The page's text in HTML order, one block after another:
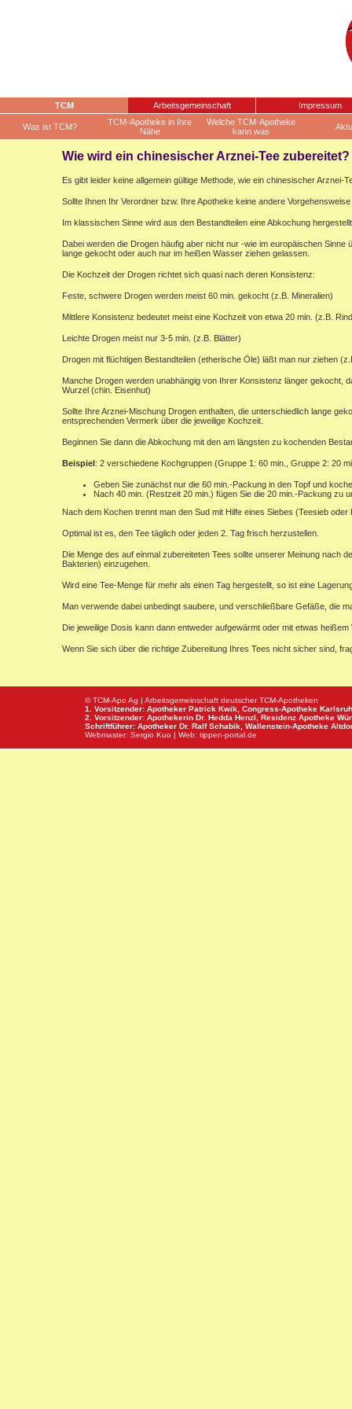
TCM Arbeitsgemeinschaft Impressum
Was ist TCM?
TCM-Apotheke in Ihre
Nähe
Welche TCM-Apotheke
kann was
Wie wird ein chinesischer Arznei-Tee zubereitet?
Es gibt leider keine allgemein gültige Methode, wie ein chinesischer Arznei-
Sollte Ihnen Ihr Verordner bzw. Ihre Apotheke keine andere
Im klassischen Sinne wird aus den Bestandteilen eine Abkochung
Dabei werden die Drogen häufig aber nicht nur -wie im europäischen
lange gekocht oder auch nur im heißen Wasser ziehen gelassen.
Die Kochzeit der Drogen richtet sich quasi nach deren Konsistenz:
Feste, schwere Drogen werden meist 60 min. gekocht (z.B. Mineralien)
Mittlere Konsistenz bedeutet meist eine Kochzeit von etwa 20 min. (z.B.
Leichte Drogen meist nur 3-5 min. (z.B. Blätter)
Drogen mit flüchtigen Bestandteilen (etherische Öle) läßt man nur ziehen
Manche Drogen werden unabhängig von Ihrer Konsistenz länger gekocht,
Wurzel (chin. Eisenhut)
Sollte Ihre Arznei-Mischung Drogen enthalten, die unterschiedlich lange
entsprechenden Vermerk über die jeweilige Kochzeit.
Beginnen Sie dann die Abkochung mit den am längsten zu kochenden
Beispiel: 2 verschiedene Kochgruppen (Gruppe 1: 60 min., Gruppe 2: 20
Geben Sie zunächst nur die 60 min.-Packung in den Topf und
Nach 40 min. (Restzeit 20 min.) fügen Sie die 20 min.-Packung zu
Nach dem Kochen trennt man den Sud mit Hilfe eines Siebes (Teesieb
Optimal ist es, den Tee täglich oder jeden 2. Tag frisch herzustellen.
Die Menge des auf einmal zubereiteten Tees sollte unserer Meinung nach
Bakterien) einzugehen.
Wird eine Tee-Menge für mehr als einen Tag hergestellt, so ist eine
Man verwende dabei unbedingt saubere, und verschließbare Gefäße, die
Die jeweilige Dosis kann dann entweder aufgewärmt oder mit etwas
Wenn Sie sich über die richtige Zubereitung Ihres Tees nicht sicher sind,
© TCM-Apo Ag | Arbeitsgemeinschaft deutscher TCM-Apotheken
1. Vorsitzender: Apotheker Patrick Kwik, Congress-Apotheke
2. Vorsitzender: Apothekerin Dr. Hedda Henzl, Residenz Apotheke
Schriftführer: Apotheker Dr. Ralf Schabik, Wallenstein-Apotheke
Webmaster: Sergio Kuo | Web: tippen-portal.de